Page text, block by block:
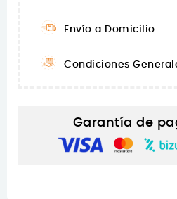
Envío a Domicilio
Condiciones
Garantía de